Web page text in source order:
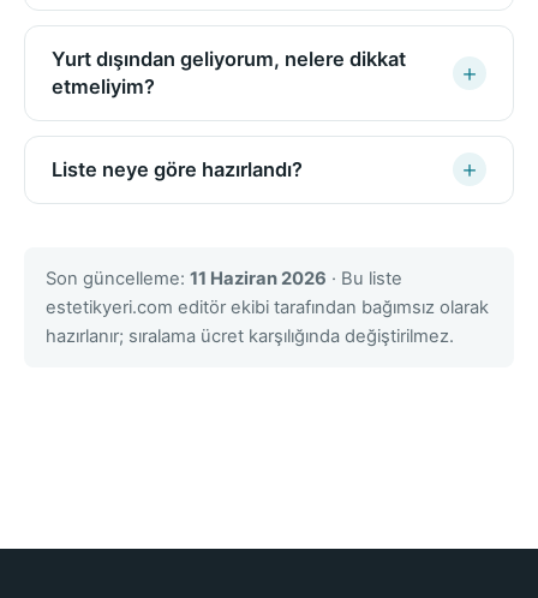
Yurt dışından geliyorum, nelere dikkat
etmeliyim?
Liste neye göre hazırlandı?
Son güncelleme: 11 Haziran 2026 · Bu liste
estetikyeri.com editör ekibi tarafından bağımsız olarak
hazırlanır; sıralama ücret karşılığında değiştirilmez.